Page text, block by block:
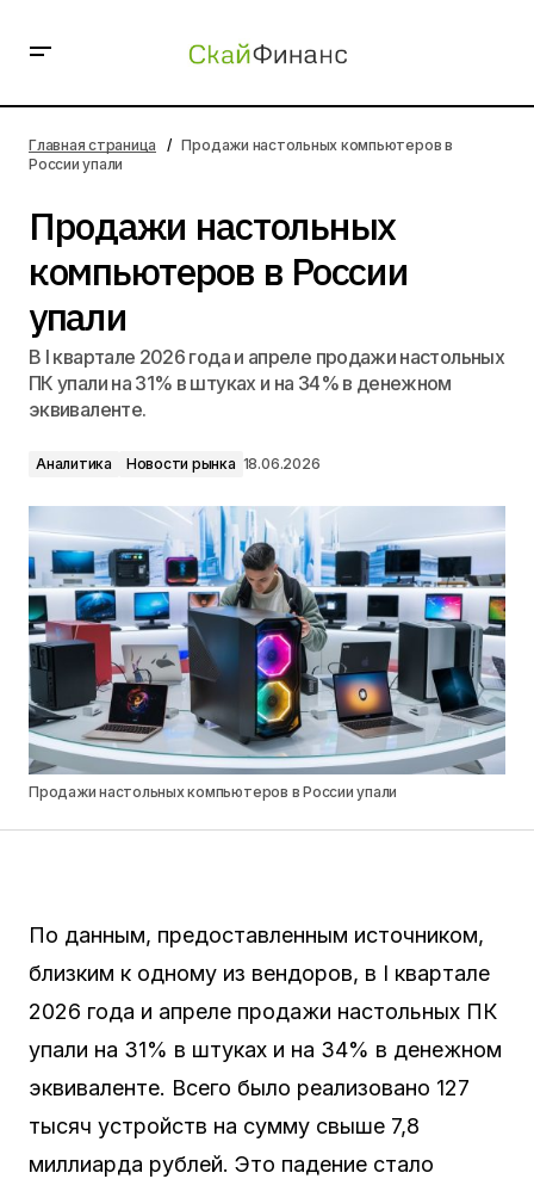
Главная страница
Продажи настольных компьютеров в
России упали
Продажи настольных
компьютеров в России
упали
В I квартале 2026 года и апреле продажи настольных
ПК упали на 31% в штуках и на 34% в денежном
эквиваленте.
Аналитика Новости рынка 18.06.2026
Продажи настольных компьютеров в России упали
По данным, предоставленным источником,
близким к одному из вендоров, в I квартале
2026 года и апреле продажи настольных ПК
упали на 31% в штуках и на 34% в денежном
эквиваленте. Всего было реализовано 127
тысяч устройств на сумму свыше 7,8
миллиарда рублей. Это падение стало